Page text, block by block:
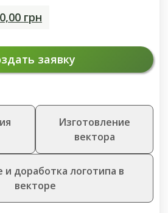
грн.
грнТекущая
6400,00 грн.
заявку
Изготовление
вектора
доработка логотипа в
векторе